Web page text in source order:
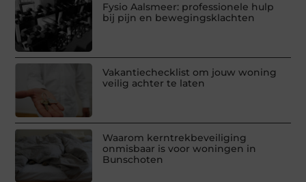
Fysio Aalsmeer: professionele hulp
bij pijn en bewegingsklachten
Vakantiechecklist om jouw woning
veilig achter te laten
Waarom kerntrekbeveiliging
onmisbaar is voor woningen in
Bunschoten